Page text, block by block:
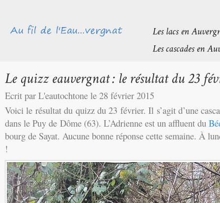
Ecrit par L'eautochtone le 28 février 2015
Voici le résultat du quizz du 23 février. Il s’agit d’une
dans le Puy de Dôme (63). L’Adrienne est un affluent du
bourg de Sayat. Aucune bonne réponse cette semaine. À
!